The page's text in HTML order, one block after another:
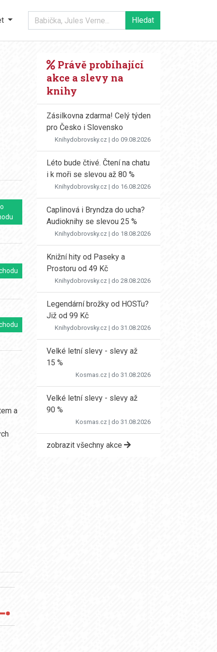
a
Právě probíhající
akce a slevy na
knihy
Zásilkovna zdarma! Celý týden
pro Česko i Slovensko
Knihydobrovsky.cz | do 09.08.2026
Léto bude čtivé. Čtení na chatu
i k moři se slevou až 80 %
Knihydobrovsky.cz | do 16.08.2026
Caplinová i Bryndza do ucha?
Audioknihy se slevou 25 %
Knihydobrovsky.cz | do 18.08.2026
Knižní hity od Paseky a
Prostoru od 49 Kč
Knihydobrovsky.cz | do 28.08.2026
Legendární brožky od HOSTu?
Již od 99 Kč
Knihydobrovsky.cz | do 31.08.2026
Velké letní slevy - slevy až
15 %
Kosmas.cz | do 31.08.2026
Velké letní slevy - slevy až
90 %
Kosmas.cz | do 31.08.2026
zobrazit všechny akce